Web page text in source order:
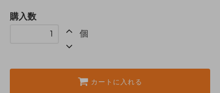
購入数
個
カートに入れる